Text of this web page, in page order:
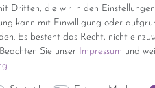
Dritten, die wir in den
kann mit Einwilligung oder
Es besteht das Recht, nicht
Sie unser Impressum und
.
*Endpreis inkl. MwSt. (Dieser Artikel